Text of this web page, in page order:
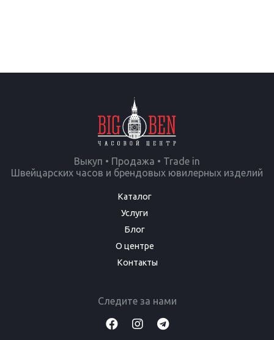
Выкуп • Продажа • Trade in
Швейцарских часов и брендовых ювилерных изделий
Каталог
Услуги
Блог
О центре
Контакты
Следите за нами